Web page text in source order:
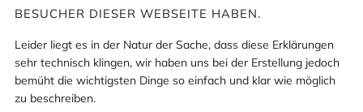
BESUCHER DIESER WEBSEITE HABEN.
Leider liegt es in der Natur der Sache, dass diese Erklärungen
sehr technisch klingen, wir haben uns bei der Erstellung jedoch
bemüht die wichtigsten Dinge so einfach und klar wie möglich
zu beschreiben.